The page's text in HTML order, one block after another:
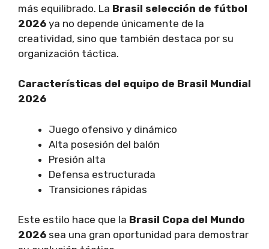
más equilibrado. La Brasil selección de fútbol
2026 ya no depende únicamente de la
creatividad, sino que también destaca por su
organización táctica.
Características del equipo de Brasil Mundial
2026
Juego ofensivo y dinámico
Alta posesión del balón
Presión alta
Defensa estructurada
Transiciones rápidas
Este estilo hace que la Brasil Copa del Mundo
2026 sea una gran oportunidad para demostrar